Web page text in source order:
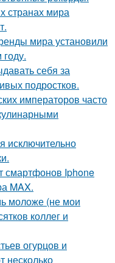
странах мира
мира установили
себя за
подростков.
императоров часто
исключительно
смартфонов Iphone
MAX.
моложе (не мои
коллег и
огурцов и
несколько